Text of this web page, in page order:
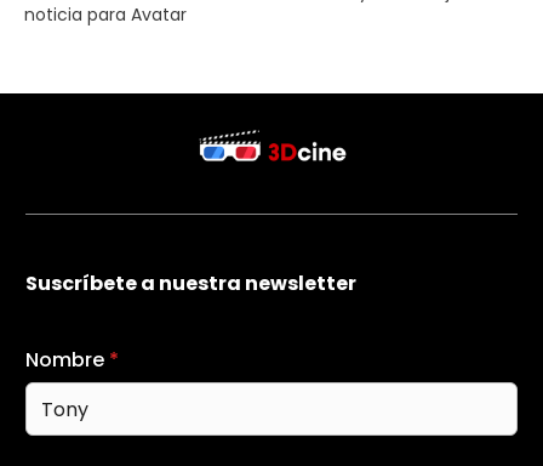
noticia para Avatar
Suscríbete a nuestra newsletter
Nombre *